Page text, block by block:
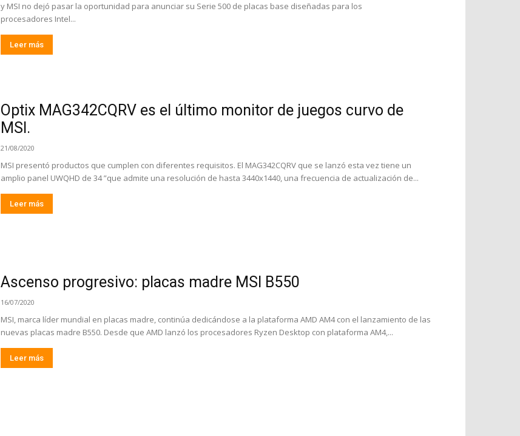
y MSI no dejó pasar la oportunidad para anunciar su Serie 500 de placas base diseñadas para los
procesadores Intel...
Leer más
Optix MAG342CQRV es el último monitor de juegos curvo de
MSI.
21/08/2020
MSI presentó productos que cumplen con diferentes requisitos. El MAG342CQRV que se lanzó esta vez tiene un
amplio panel UWQHD de 34 ”que admite una resolución de hasta 3440x1440, una frecuencia de actualización de...
Leer más
Ascenso progresivo: placas madre MSI B550
16/07/2020
MSI, marca líder mundial en placas madre, continúa dedicándose a la plataforma AMD AM4 con el lanzamiento de las
nuevas placas madre B550. Desde que AMD lanzó los procesadores Ryzen Desktop con plataforma AM4,...
Leer más